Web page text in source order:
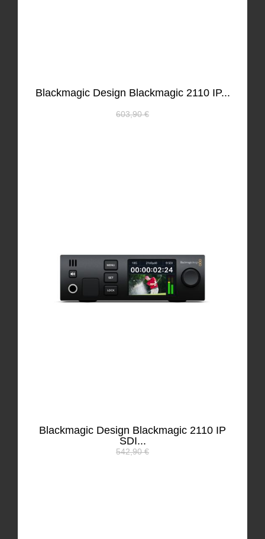
Blackmagic Design Blackmagic 2110 IP...
603,90 €
Blackmagic Design Blackmagic 2110 IP
SDI...
542,90 €